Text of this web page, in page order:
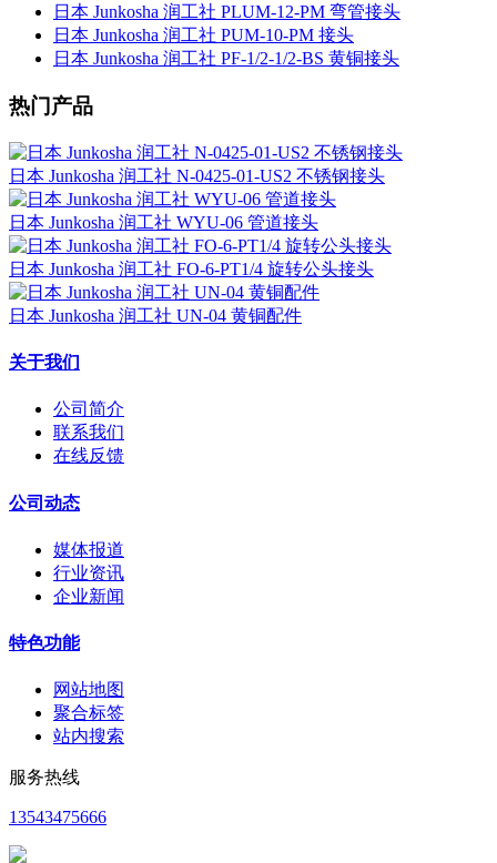
日本 Junkosha 润工社 PLUM-12-PM 弯管接头
日本 Junkosha 润工社 PUM-10-PM 接头
日本 Junkosha 润工社 PF-1/2-1/2-BS 黄铜接头
热门产品
日本 Junkosha 润工社 N-0425-01-US2 不锈钢接头
日本 Junkosha 润工社 WYU-06 管道接头
日本 Junkosha 润工社 FO-6-PT1/4 旋转公头接头
日本 Junkosha 润工社 UN-04 黄铜配件
关于我们
公司简介
联系我们
在线反馈
公司动态
媒体报道
行业资讯
企业新闻
特色功能
网站地图
聚合标签
站内搜索
服务热线
13543475666